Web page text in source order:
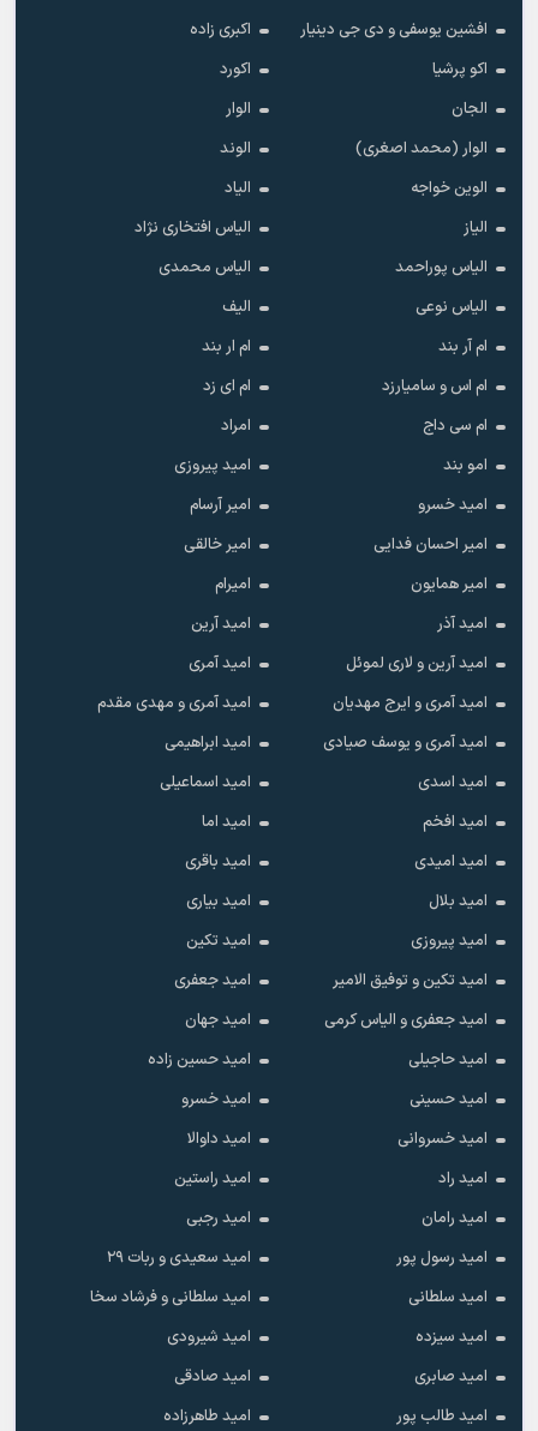
افشین یوسفی و دی جی دینیار
اکبری زاده
اکو پرشیا
اکورد
الجان
الوار
الوار (محمد اصغری)
الوند
الوین خواجه
الیاد
الیاز
الیاس افتخاری نژاد
الیاس پوراحمد
الیاس محمدی
الیاس نوعی
الیف
ام آر بند
ام ار بند
ام اس و سامیارزد
ام ای زد
ام سی داج
امراد
امو بند
امید پیروزی
امید خسرو
امیر آرسام
امیر احسان فدایی
امیر خالقى
امیر همایون
امیرام
امید آذر
امید آرین
امید آرین و لاری لموئل
امید آمری
امید آمری و ایرج مهدیان
امید آمری و مهدی مقدم
امید آمری و یوسف صیادی
امید ابراهیمی
امید اسدی
امید اسماعیلی
امید افخم
امید اما
امید امیدی
امید باقری
امید بلال
امید بیاری
امید پیروزی
امید تکین
امید تکین و توفیق الامیر
امید جعفری
امید جعفری و الیاس کرمی
امید جهان
امید حاجیلی
امید حسین زاده
امید حسینی
امید خسرو
امید خسروانی
امید داوالا
امید راد
امید راستین
امید رامان
امید رجبی
امید رسول پور
امید سعیدی و ربات ۲۹
امید سلطانی
امید سلطانی و فرشاد سخا
امید سیزده
امید شیرودی
امید صابری
امید صادقی
امید طالب پور
امید طاهرزاده